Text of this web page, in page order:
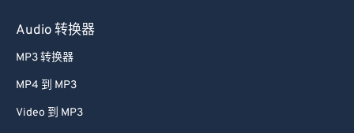
Audio 转换器
MP3 转换器
MP4 到 MP3
Video 到 MP3